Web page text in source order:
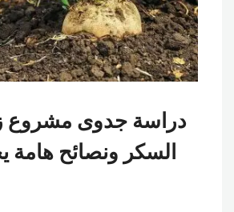
دراسة جدوى مشروع
السكر ونصائح هامة